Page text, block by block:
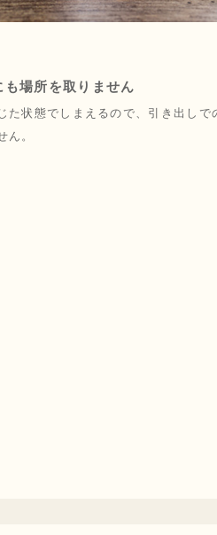
も場所を取りません
た状態でしまえるので、引き出しで
ん。